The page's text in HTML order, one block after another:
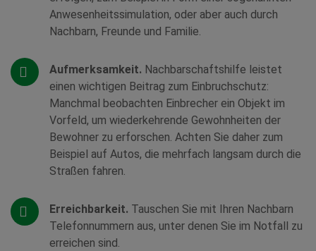
Anwesenheitssimulation, oder aber auch durch
Nachbarn, Freunde und Familie.
Aufmerksamkeit. Nachbarschaftshilfe leistet
einen wichtigen Beitrag zum Einbruchschutz:
Manchmal beobachten Einbrecher ein Objekt im
Vorfeld, um wiederkehrende Gewohnheiten der
Bewohner zu erforschen. Achten Sie daher zum
Beispiel auf Autos, die mehrfach langsam durch die
Straßen fahren.
Erreichbarkeit. Tauschen Sie mit Ihren Nachbarn
Telefonnummern aus, unter denen Sie im Notfall zu
erreichen sind.